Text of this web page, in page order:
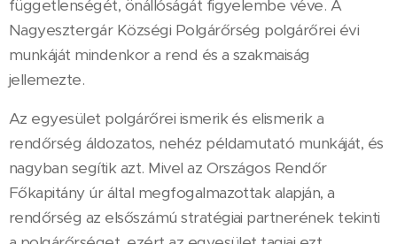
függetlenségét, önállóságát figyelembe véve. A
Nagyesztergár Községi Polgárőrség polgárőrei évi
munkáját mindenkor a rend és a szakmaiság
jellemezte.
Az egyesület polgárőrei ismerik és elismerik a
rendőrség áldozatos, nehéz példamutató munkáját, és
nagyban segítik azt. Mivel az Országos Rendőr
Főkapitány úr által megfogalmazottak alapján, a
rendőrség az elsőszámú stratégiai partnerének tekinti